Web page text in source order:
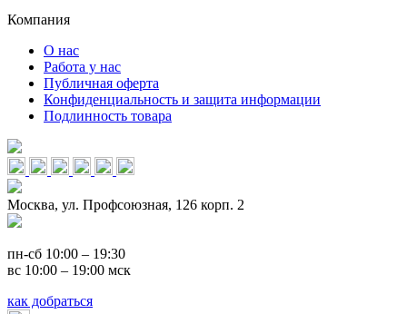
Компания
О нас
Работа у нас
Публичная оферта
Конфиденциальность и защита информации
Подлинность товара
Москва, ул. Профсоюзная, 126 корп. 2
пн-сб 10:00 – 19:30
вс 10:00 – 19:00 мск
как добраться